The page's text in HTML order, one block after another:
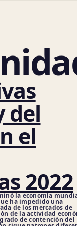
del
el
2022
la economía
ha impedido una
de los mercados de
de la actividad
de contención del